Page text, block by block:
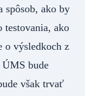
spôsob, ako by
testovania, ako
o výsledkoch z
ÚMS bude
však trvať